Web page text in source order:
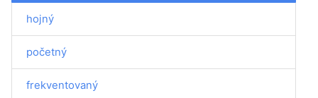
hojný
početný
frekventovaný